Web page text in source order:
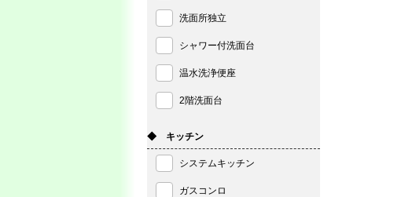
洗面所独立
シャワー付洗面台
温水洗浄便座
2階洗面台
◆ キッチン
システムキッチン
ガスコンロ